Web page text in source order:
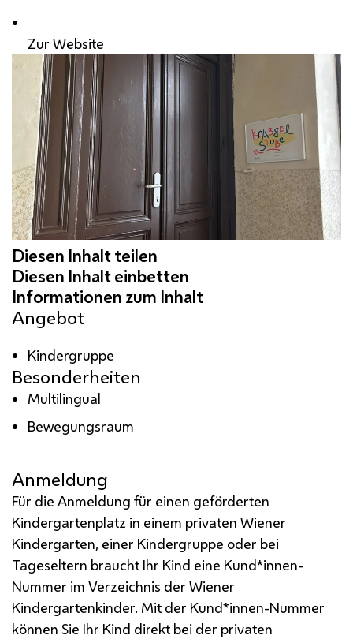
Zur Website
Angebot
Kindergruppe
Besonderheiten
Multilingual
Bewegungsraum
Anmeldung
Für die Anmeldung für einen geförderten
Kindergartenplatz in einem privaten Wiener
Kindergarten, einer Kindergruppe oder bei
Tageseltern braucht Ihr Kind eine Kund*innen-
Nummer im Verzeichnis der Wiener
Kindergartenkinder. Mit der Kund*innen-Nummer
können Sie Ihr Kind direkt bei der privaten